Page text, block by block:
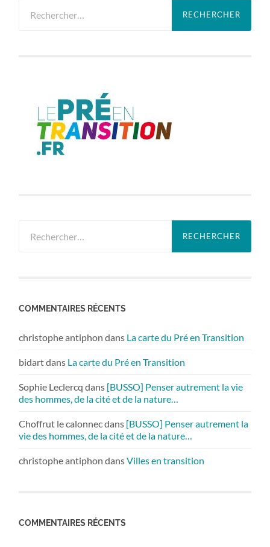
COMMENTAIRES RÉCENTS
christophe antiphon dans La carte du Pré en Transition
bidartdans La carte du Pré en Transition
Sophie Leclercq dans [BUSSO] Penser autrement la vie
des hommes, de la cité et de la nature…
Choffrut le calonnecdans [BUSSO] Penser autrement la
vie des hommes, de la cité et de la nature…
christophe antiphon dansVilles en transition
COMMENTAIRES RÉCENTS